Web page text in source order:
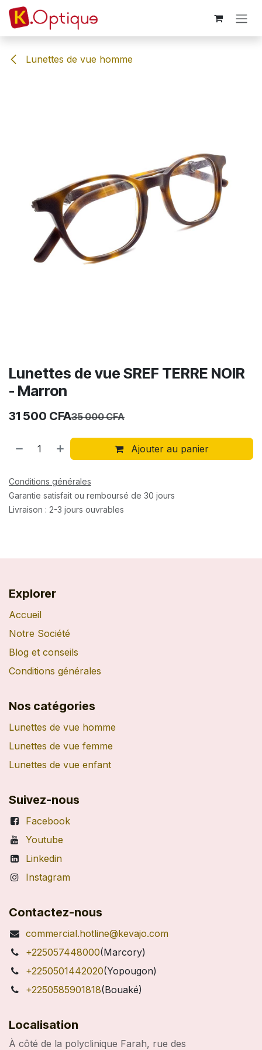
Se rendre au contenu
Lunettes de vue homme
Lunettes de vue SREF TERRE NOIR
- Marron
31 500 CFA35 000CFA
Ajouter au panier
Conditions générales
Garantie satisfait ou remboursé de 30 jours
Livraison : 2-3 jours ouvrables
Explorer
Accueil
Notre Société
Blog et conseils
Conditions générales
Nos catégories
Lunettes de vue homme
Lunettes de vue femme
Lunettes de vue enfant
Suivez-nous
Facebook
Youtube
Linkedin
Instagram
Contactez-nous
commercial.hotline@kevajo.com
+225057448000(Marcory)
+2250501442020(Yopougon)
+2250585901818(Bouaké)
Localisation
À côté de la polyclinique Farah, rue des